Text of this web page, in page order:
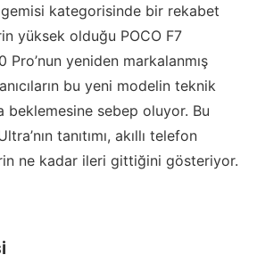
kategorisinde bir rekabet
yüksek olduğu POCO F7
Pro’nun yeniden markalanmış
bu yeni modelin teknik
beklemesine sebep oluyor. Bu
tanıtımı, akıllı telefon
ne kadar ileri gittiğini gösteriyor.